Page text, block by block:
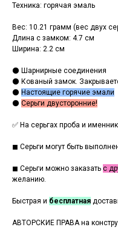
Техника: горячая эмаль
Вес: 10.21 грамм (вес двух
Длина с замком: 4.7 см
Ширина: 2.2 см
⚫ Шарнирные соединения
⚫ Кованый замок.
⚫ Настоящие горячие эмали
⚫ Серьги двусторонние!
✅ На серьгах проба и
◼ Серьги могут быть
◼ Серьги можно заказать с
желанию.
Быстрая и бесплатная
АВТОРСКИЕ ПРАВА на